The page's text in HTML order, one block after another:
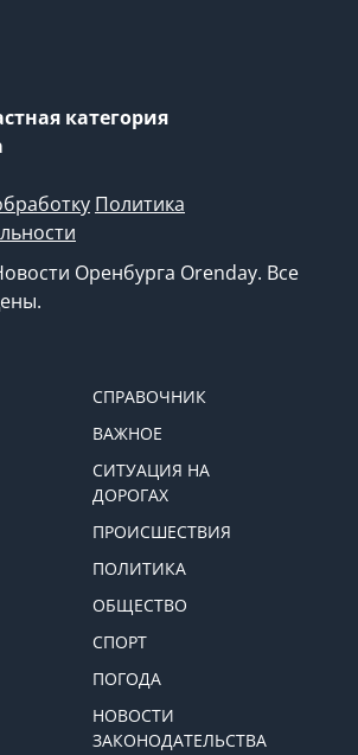
категория
Политика
Оренбурга Orenday. Все
СПРАВОЧНИК
ВАЖНОЕ
СИТУАЦИЯ НА
ДОРОГАХ
ПРОИСШЕСТВИЯ
ПОЛИТИКА
ОБЩЕСТВО
СПОРТ
ПОГОДА
НОВОСТИ
ЗАКОНОДАТЕЛЬСТВА